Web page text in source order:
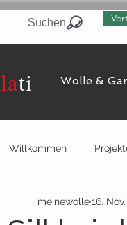
Suchen
lati Wolle &
Willkommen
meinewolle16. Nov.